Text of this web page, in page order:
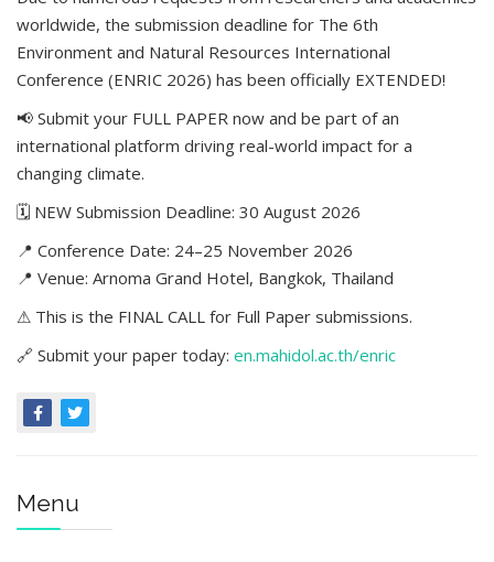
worldwide, the submission deadline for The 6th
Environment and Natural Resources International
Conference (ENRIC 2026) has been officially EXTENDED!
📢 Submit your FULL PAPER now and be part of an
international platform driving real-world impact for a
changing climate.
🗓 NEW Submission Deadline: 30 August 2026
📍 Conference Date: 24–25 November 2026
📍 Venue: Arnoma Grand Hotel, Bangkok, Thailand
⚠ This is the FINAL CALL for Full Paper submissions.
🔗 Submit your paper today: en.mahidol.ac.th/enric
Menu